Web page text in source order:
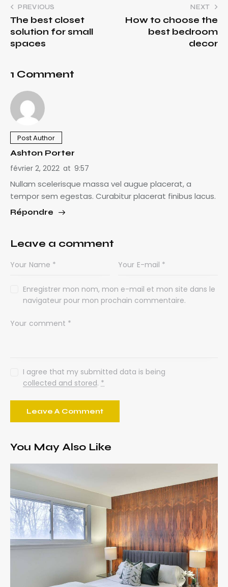
PREVIOUS
The best closet
solution for small
spaces
NEXT
How to choose the
best bedroom
decor
1 Comment
Post Author
Ashton Porter
février 2, 2022 at 9:57
Nullam scelerisque massa vel augue placerat, a
tempor sem egestas. Curabitur placerat finibus lacus.
Répondre
Leave a comment
Enregistrer mon nom, mon e-mail et mon site dans le
navigateur pour mon prochain commentaire.
I agree that my submitted data is being
collected and stored. *
You May Also Like